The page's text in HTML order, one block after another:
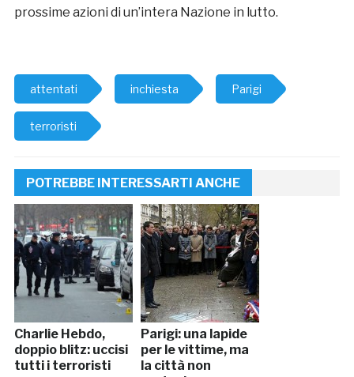
prossime azioni di un’intera Nazione in lutto.
attentati inchiesta Parigi
terroristi
POTREBBE INTERESSARTI ANCHE
Charlie Hebdo,
doppio blitz: uccisi
tutti i terroristi
Parigi: una lapide
per le vittime, ma
la città non